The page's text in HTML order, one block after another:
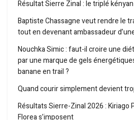
Résultat Sierre Zinal : le triplé
Baptiste Chassagne veut rendre le
tout en devenant ambassadeur
Nouchka Simic : faut-il croire une
par une marque de gels
banane en trail ?
Quand courir simplement devient
Résultats Sierre-Zinal 2026 : Kiriago
Florea s’imposent